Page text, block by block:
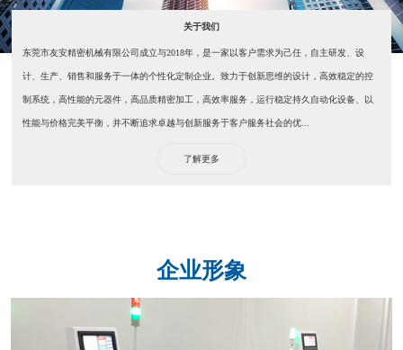
关于我们
东莞市友安精密机械有限公司成立与2018年，是一家以客户需求为己任，自主研发、设
计、生产、销售和服务于一体的个性化定制企业。致力于创新思维的设计，高效稳定的控
制系统，高性能的元器件，高品质精密加工，高效率服务，运行稳定持久自动化设备、以
性能与价格完美平衡，并不断追求卓越与创新服务于客户服务社会的优...
了解更多
企业形象